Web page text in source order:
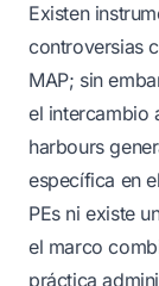
Existen
controversias
MAP; sin
el intercambio
harbours
específica en
PEs ni existe
el marco
práctica